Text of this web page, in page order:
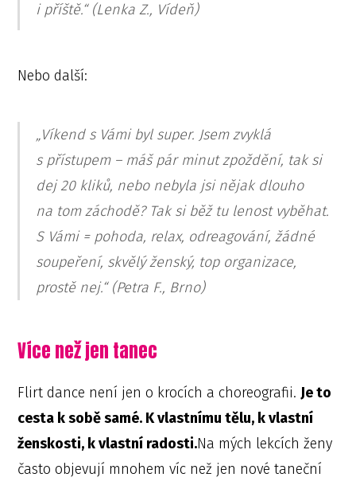
i příště.“ (Lenka Z., Vídeň)
Nebo další:
„Víkend s Vámi byl super. Jsem zvyklá
s přístupem – máš pár minut zpoždění, tak si
dej 20 kliků, nebo nebyla jsi nějak dlouho
na tom záchodě? Tak si běž tu lenost vyběhat.
S Vámi = pohoda, relax, odreagování, žádné
soupeření, skvělý ženský, top organizace,
prostě nej.“ (Petra F., Brno)
Více než jen tanec
Flirt dance není jen o krocích a choreografii. Je to
cesta k sobě samé. K vlastnímu tělu, k vlastní
ženskosti, k vlastní radosti.Na mých lekcích ženy
často objevují mnohem víc než jen nové taneční